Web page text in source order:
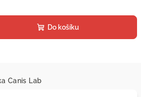
Do košíku
Canis Lab